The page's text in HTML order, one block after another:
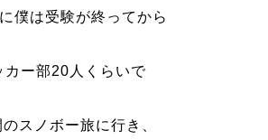
僕は受験が終ってから
カー部20人くらいで
スノボー旅に行き、